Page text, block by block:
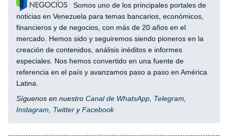
Somos uno de los principales portales de
noticias en Venezuela para temas bancarios, económicos,
financieros y de negocios, con más de 20 años en el
mercado. Hemos sido y seguiremos siendo pioneros en la
creación de contenidos, análisis inéditos e informes
especiales. Nos hemos convertido en una fuente de
referencia en el país y avanzamos paso a paso en América
Latina.
Síguenos en nuestro Canal de WhatsApp, Telegram,
Instagram, Twitter yFacebook